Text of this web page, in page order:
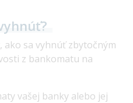
ako sa vyhnúť zbytočným
z bankomatu na
vašej banky alebo jej